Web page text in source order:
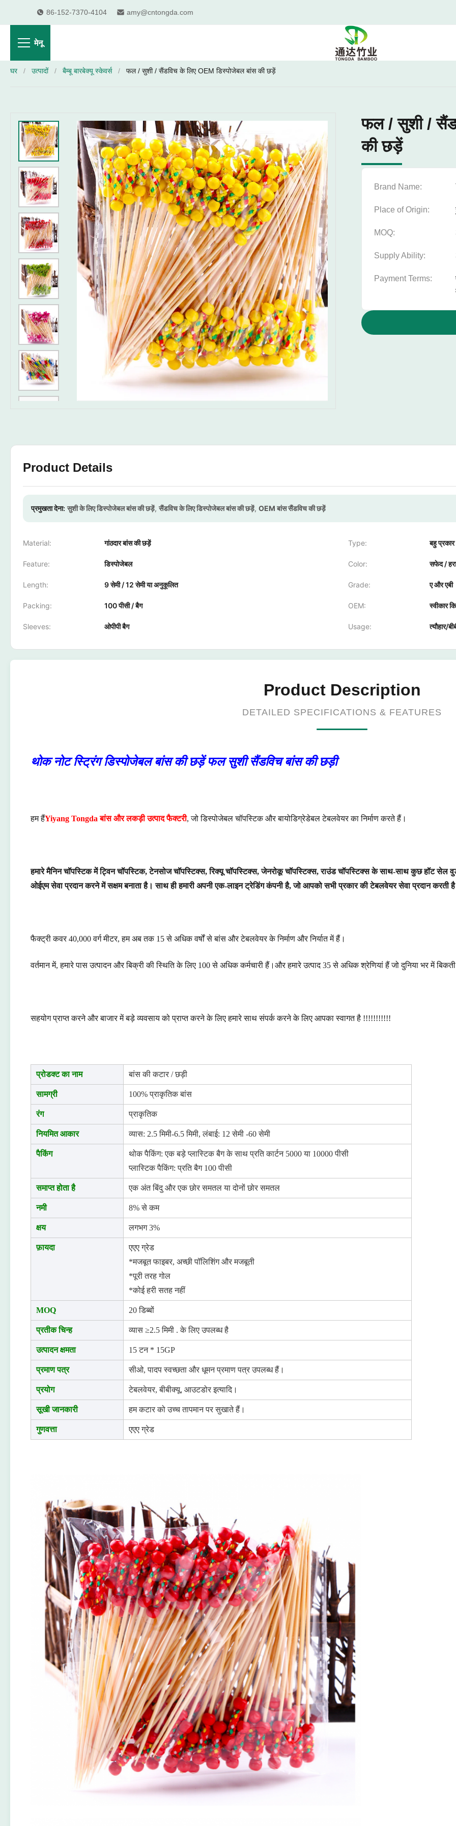
86-152-7370-4104 amy@cntongda.com
मेनू
घर / उत्पादों / बैम्बू बारबेक्यू स्केवर्स / फल / सुशी / सैंडविच के लिए OEM डिस्पोजेबल बांस की छड़ें
फल / सुशी /
की छड़ें
Brand Name:
Place of Origin:
MOQ:
Supply Ability:
Payment Terms:
Product Details
प्रमुखता देना: सुशी के लिए डिस्पोजेबल बांस की छड़ें, सैंडविच के लिए डिस्पोजेबल बांस की छड़ें, OEM बांस सैंडविच की छड़ें
Material: गांठदार बांस की छड़ें Type: बहु
Feature: डिस्पोजेबल Color: सफेद / हरा
Length: 9 सेमी / 12 सेमी या अनुकूलित Grade: ए और एबी
Packing: 100 पीसी / बैग OEM: स्वीकार
Sleeves: ओपीपी बैग Usage: त्यौहार/
Product Description
DETAILED SPECIFICATIONS & FEATURES
थोक नोट स्ट्रिंग डिस्पोजेबल बांस की छड़ें फल सुशी सैंडविच बांस की छड़ी
हम हैंYiyang Tongda बांस और लकड़ी उत्पाद फैक्टरी, जो डिस्पोजेबल चॉपस्टिक और बायोडिग्रेडेबल टेबलवेयर का निर्माण करते हैं।
हमारे मैनिन चॉपस्टिक में ट्विन चॉपस्टिक, टेनसोज चॉपस्टिक्स, रिक्यू चॉपस्टिक्स, जेनरोकू चॉपस्टिक्स, राउंड चॉपस्टिक्स के साथ-साथ कुछ हॉट सेल
ओईएम सेवा प्रदान करने में सक्षम बनाता है। साथ ही हमारी अपनी एक-लाइन ट्रेडिंग कंपनी है, जो आपको सभी प्रकार की टेबलवेयर सेवा प्रदान करती
फैक्ट्री कवर 40,000 वर्ग मीटर, हम अब तक 15 से अधिक वर्षों से बांस और टेबलवेयर के निर्माण और निर्यात में हैं।
वर्तमान में, हमारे पास उत्पादन और बिक्री की स्थिति के लिए 100 से अधिक कर्मचारी हैं।और हमारे उत्पाद 35 से अधिक श्रेणियां हैं जो दुनिया भर में
सहयोग प्राप्त करने और बाजार में बड़े व्यवसाय को प्राप्त करने के लिए हमारे साथ संपर्क करने के लिए आपका स्वागत है !!!!!!!!!!!
प्रोडक्ट का नाम बांस की कटार / छड़ी
सामग्री 100% प्राकृतिक बांस
रंग प्राकृतिक
नियमित आकार व्यास: 2.5 मिमी-6.5 मिमी, लंबाई: 12 सेमी -60 सेमी
पैकिंग
थोक पैकिंग: एक बड़े प्लास्टिक बैग के साथ प्रति कार्टन 5000 या 10000 पीसी
प्लास्टिक पैकिंग: प्रति बैग 100 पीसी
समाप्त होता है एक अंत बिंदु और एक छोर समतल या दोनों छोर समतल
नमी 8% से कम
क्षय लगभग 3%
फ़ायदा
एएए ग्रेड
*मजबूत फाइबर, अच्छी पॉलिशिंग और मजबूती
*पूरी तरह गोल
*कोई हरी सतह नहीं
MOQ 20 डिब्बों
प्रतीक चिन्ह व्यास ≥2.5 मिमी . के लिए उपलब्ध है
उत्पादन क्षमता 15 टन * 15GP
प्रमाण पत्र सीओ, पादप स्वच्छता और धूमन प्रमाण पत्र उपलब्ध हैं।
प्रयोग टेबलवेयर, बीबीक्यू, आउटडोर इत्यादि।
सूखी जानकारी हम कटार को उच्च तापमान पर सुखाते हैं।
गुणवत्ता एएए ग्रेड